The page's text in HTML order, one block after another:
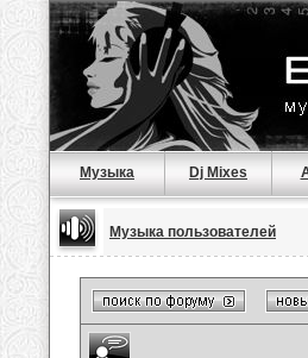
Музыка Dj Mixes
Музыка пользователей